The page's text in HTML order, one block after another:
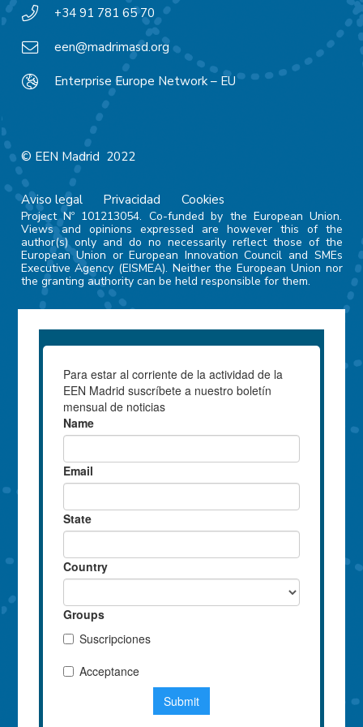
+34 91 781 65 70
een@madrimasd.org
Enterprise Europe Network – EU
© EEN Madrid 2022
Aviso legal Privacidad Cookies
Project Nº 101213054. Co-funded by the European Union.
Views and opinions expressed are however this of the
author(s) only and do no necessarily reflect those of the
European Union or European Innovation Council and SMEs
Executive Agency (EISMEA). Neither the European Union nor
the granting authority can be held responsible for them.